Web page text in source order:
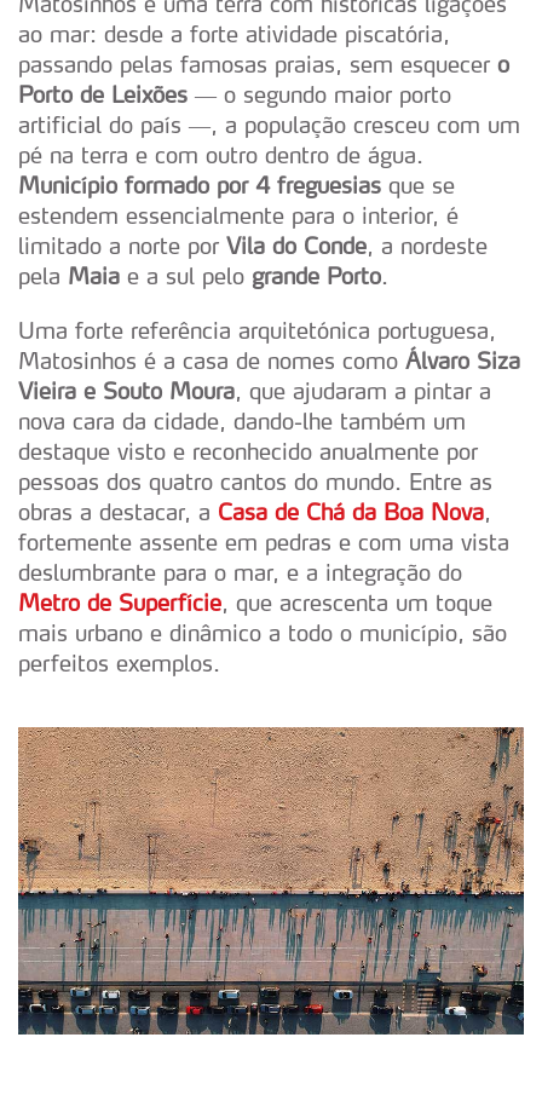
ao mar: desde a forte atividade piscatória,
passando pelas famosas praias, sem esquecer o
Porto de Leixões — o segundo maior porto
artificial do país —, a população cresceu com um
pé na terra e com outro dentro de água.
Município formado por 4 freguesias que se
estendem essencialmente para o interior, é
limitado a norte por Vila do Conde, a nordeste
pela Maia e a sul pelo grande Porto.
Uma forte referência arquitetónica portuguesa,
Matosinhos é a casa de nomes como Álvaro Siza
Vieira e Souto Moura, que ajudaram a pintar a
nova cara da cidade, dando-lhe também um
destaque visto e reconhecido anualmente por
pessoas dos quatro cantos do mundo. Entre as
obras a destacar, a Casa de Chá da Boa Nova,
fortemente assente em pedras e com uma vista
deslumbrante para o mar, e a integração do
Metro de Superfície, que acrescenta um toque
mais urbano e dinâmico a todo o município, são
perfeitos exemplos.